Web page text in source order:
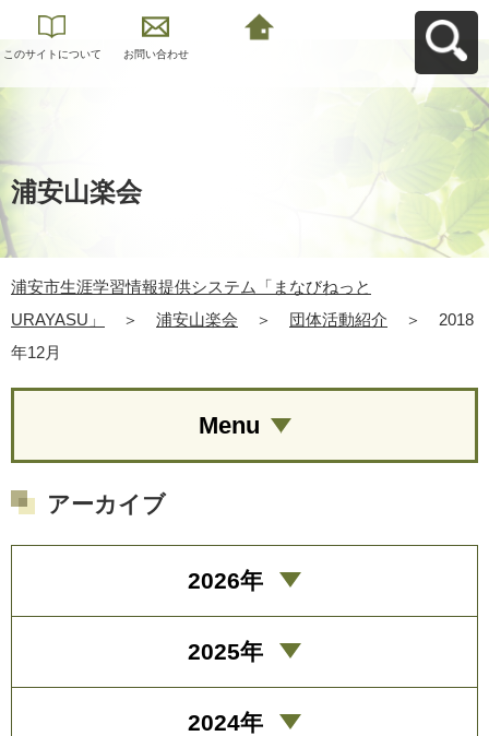
このサイトについて お問い合わせ
浦安山楽会
浦安市生涯学習情報提供システム「まなびねっと
URAYASU」
＞ 浦安山楽会 ＞ 団体活動紹介 ＞
2018
年12月
Menu
アーカイブ
2026年
2025年
2024年